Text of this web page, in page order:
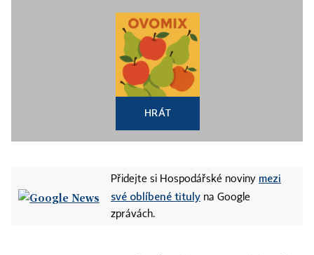
HRÁT
Přidejte si Hospodářské noviny mezi
své oblíbené tituly na Google
zprávách.